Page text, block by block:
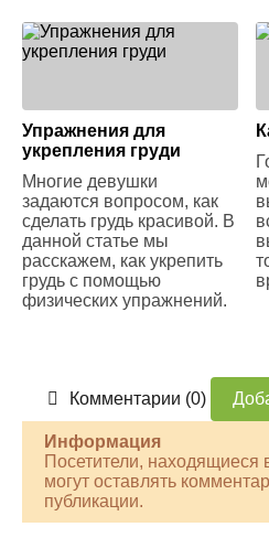
Упражнения для
укрепления груди
Многие девушки
задаются вопросом, как
сделать грудь красивой. В
данной статье мы
расскажем, как укрепить
грудь с помощью
физических упражнений.
Комментарии (0)
Информация
Посетители, находящиеся
могут оставлять
публикации.